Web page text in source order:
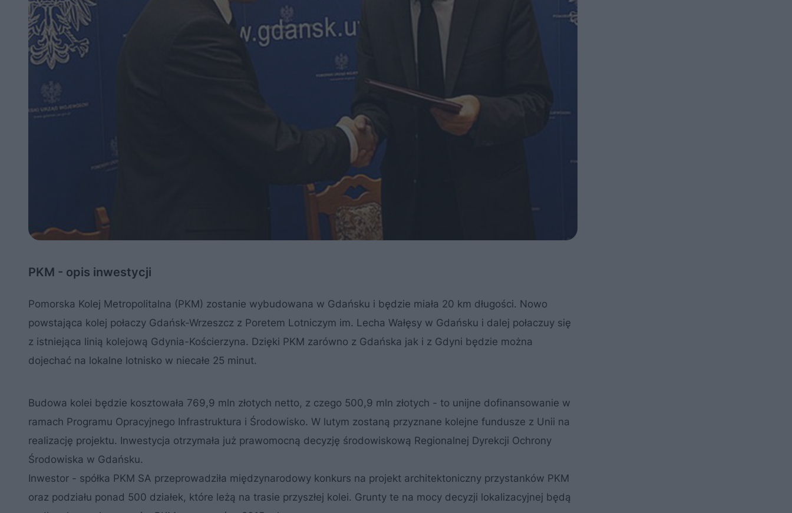
PKM - opis inwestycji
Pomorska Kolej Metropolitalna (PKM) zostanie wybudowana w Gdańsku i będzie miała 20 km długości. Nowo
powstająca kolej połaczy Gdańsk-Wrzeszcz z Poretem Lotniczym im. Lecha Wałęsy w Gdańsku i dalej połaczuy się
z istniejąca linią kolejową Gdynia-Kościerzyna. Dzięki PKM zarówno z Gdańska jak i z Gdyni będzie można
dojechać na lokalne lotnisko w niecałe 25 minut.
Budowa kolei będzie kosztowała 769,9 mln złotych netto, z czego 500,9 mln złotych - to unijne dofinansowanie w
ramach Programu Opracyjnego Infrastruktura i Środowisko. W lutym zostaną przyznane kolejne fundusze z Unii na
realizację projektu. Inwestycja otrzymała już prawomocną decyzję środowiskową Regionalnej Dyrekcji Ochrony
Środowiska w Gdańsku.
Inwestor - spółka PKM SA przeprowadziła międzynarodowy konkurs na projekt architektoniczny przystanków PKM
oraz podziału ponad 500 działek, które leżą na trasie przyszłej kolei. Grunty te na mocy decyzji lokalizacyjnej będą